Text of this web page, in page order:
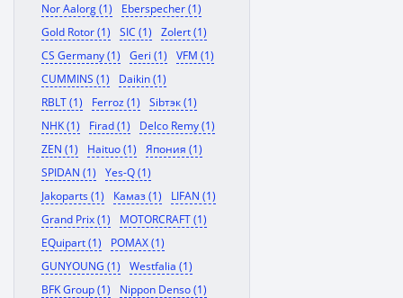
Nor Aalorg (1)
Eberspecher (1)
Gold Rotor (1)
SIC (1)
Zolert (1)
CS Germany (1)
Geri (1)
VFM (1)
CUMMINS (1)
Daikin (1)
RBLT (1)
Ferroz (1)
Sibтэк (1)
NHK (1)
Firad (1)
Delco Remy (1)
ZEN (1)
Haituo (1)
Япония (1)
SPIDAN (1)
Yes-Q (1)
Jakoparts (1)
Камаз (1)
LIFAN (1)
Grand Prix (1)
MOTORCRAFT (1)
EQuipart (1)
POMAX (1)
GUNYOUNG (1)
Westfalia (1)
BFK Group (1)
Nippon Denso (1)